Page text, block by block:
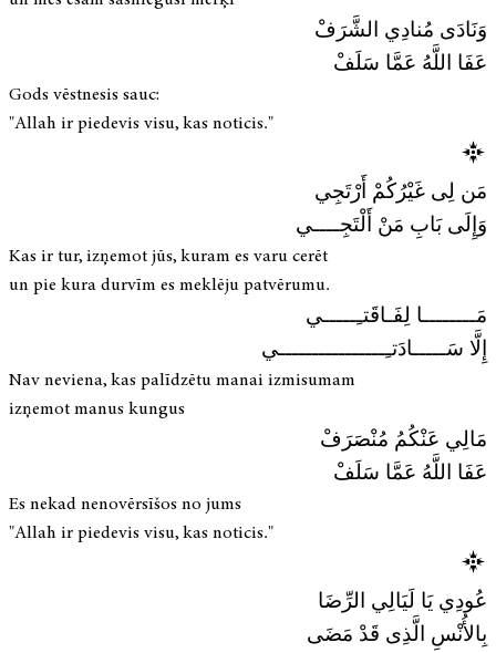
وَنَادَى مُنادِي الشَّرَفْ
عَفَا اللَّهُ عَمَّا سَلَفْ
Gods vēstnesis sauc:
"Allah ir piedevis visu, kas noticis."
مَن لِى غَيْرُكُمْ أَرْتَجِي
وَإِلَى بَابِ مَنْ أَلْتَجِــــي
Kas ir tur, izņemot jūs, kuram es varu cerēt
un pie kura durvīm es meklēju patvērumu.
مَــــــــا لِفَـاقَتـِـــــي
إِلَّا سَـــــادَتـِــــــــــــــــي
Nav neviena, kas palīdzētu manai izmisumam
izņemot manus kungus
مَالِي عَنْكُمُ مُنْصَرَفْ
عَفَا اللَّهُ عَمَّا سَلَفْ
Es nekad nenovērsīšos no jums
"Allah ir piedevis visu, kas noticis."
عُودِي يَا لَيَالِي الرِّضَا
بِالأُنْسِ الَّذِى قَدْ مَضَى